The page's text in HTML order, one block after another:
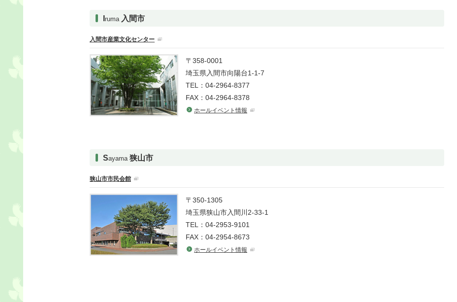
ruma 入間市
入間市産業文化センター
〒358-0001
埼玉県入間市向陽台1-1-7
TEL：04-2964-8377
FAX：04-2964-8378
ホールイベント情報
Sayama 狭山市
狭山市市民会館
〒350-1305
埼玉県狭山市入間川2-33-1
TEL：04-2953-9101
FAX：04-2954-8673
ホールイベント情報